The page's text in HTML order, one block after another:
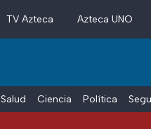
TV Azteca Azteca UNO
Salud Ciencia Política